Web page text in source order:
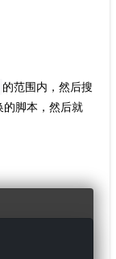
的范围内，然后搜
脚本，然后就